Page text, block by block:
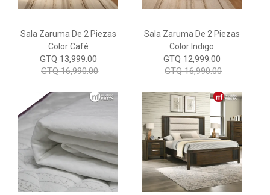
Sala Zaruma De 2 Piezas
Color Café
GTQ 13,999.00
GTQ 16,990.00
Sala Zaruma De 2 Piezas
Color Indigo
GTQ 12,999.00
GTQ 16,990.00